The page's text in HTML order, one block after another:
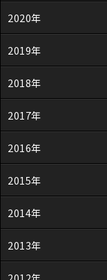
2020年
2019年
2018年
2017年
2016年
2015年
2014年
2013年